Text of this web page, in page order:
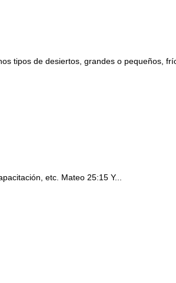
tipos de desiertos, grandes o pequeños,
etc. Mateo 25:15 Y...